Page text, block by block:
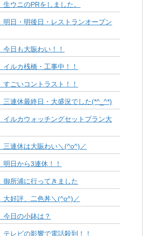
ウニのPRをしました。
日・明後日・レストランオープン
日も大賑わい！！
ルカ桟橋・工事中！！
ごいコントラスト！！
連休最終日・大盛況でした(*^_^*)
ルカウォッチングセットプラン大
連休は大賑わい＼(^o^)／
日から3連休！！
所浦に行ってきました
好評、二色丼＼(^o^)／
日の小鉢は？
レビの影響で電話殺到！！